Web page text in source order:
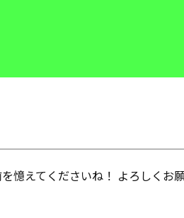
憶えてくださいね！ よろしくお